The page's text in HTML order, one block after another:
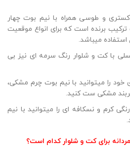
و طوسی همراه با نیم بوت چهار
برنده است که برای انواع موقعیت
میباشد.
با کت و شلوار رنگ سرمه ای نیز بی
را میتوانید با نیم بوت چرم مشکی،
مشکی ست کنید.
کرم و نسکافه ای را میتوانید با نیم
برای کت و شلوار کدام است؟